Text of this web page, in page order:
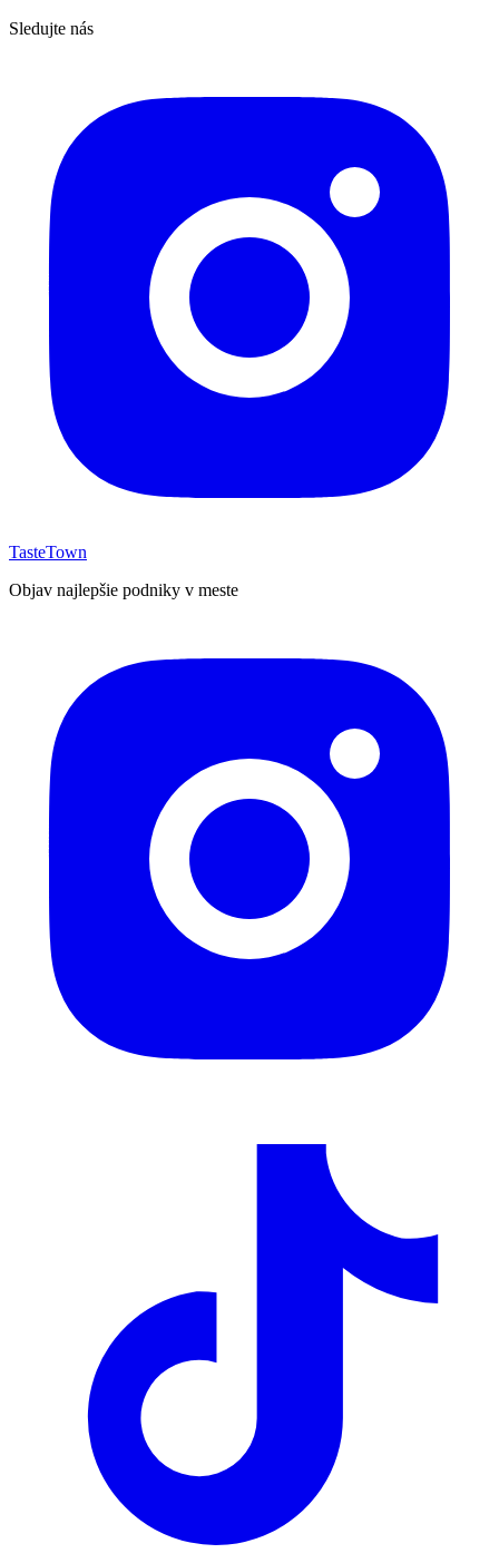
Sledujte nás
TasteTown
Objav najlepšie podniky v meste